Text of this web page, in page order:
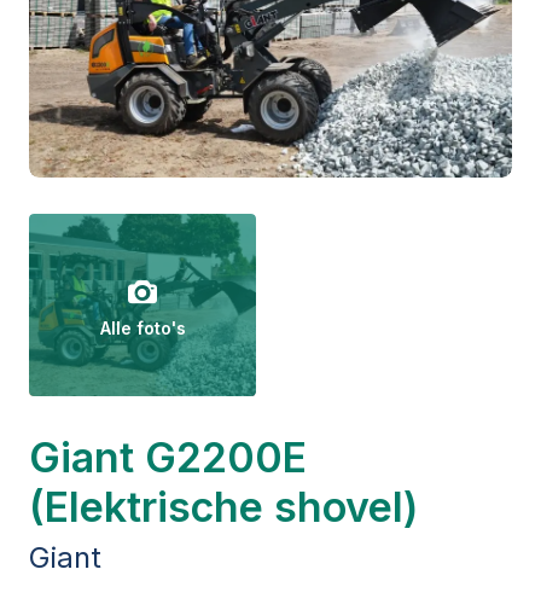
Alle foto's
Giant G2200E
(Elektrische shovel)
Giant